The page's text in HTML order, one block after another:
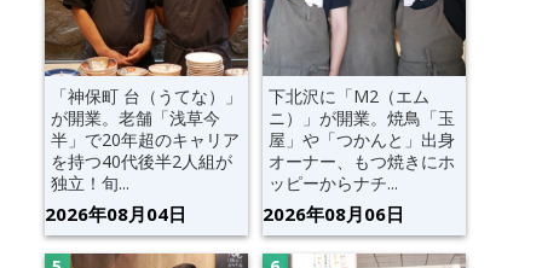
「神保町 台（うてな）」
が開業。老舗「浅草今
半」で20年超のキャリア
を持つ40代後半2人組が
独立！旬...
2026年08月04日
下北沢に「M2（エム
ニ）」が開業。焼鳥「玉
屋」や「つかんと」出身
オーナー、もつ焼きにホ
ッピーからナチ...
2026年08月06日